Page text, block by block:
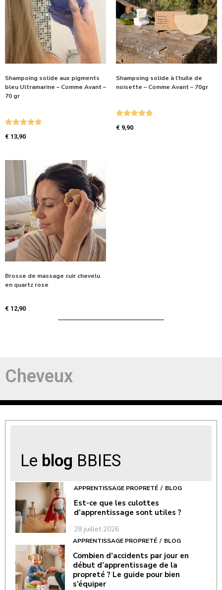
Shampoing solide aux pigments
bleu Ultramarine – Comme Avant –
70 gr
€ 13,90
Shampoing solide à l’huile de
noisette – Comme Avant – 70gr
€ 9,90
Brosse de massage cuir chevelu
en quartz rose
€ 12,90
Cheveux
Le blog BBIES
APPRENTISSAGE PROPRETÉ BLOG
Est-ce que les culottes
d’apprentissage sont utiles ?
28 juillet 2026
APPRENTISSAGE PROPRETÉ BLOG
Combien d’accidents par jour en
début d’apprentissage de la
propreté ? Le guide pour bien
s’équiper